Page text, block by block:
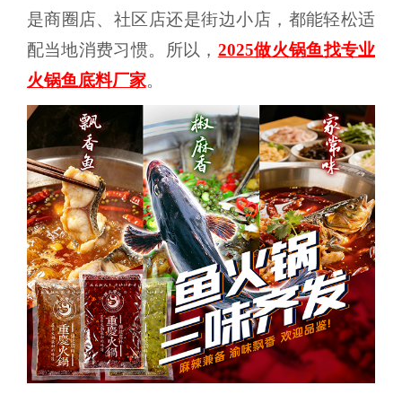
是商圈店、社区店还是街边小店，都能轻松适
配当地消费习惯。所以， 2025做火锅鱼找专业
火锅鱼底料厂家。